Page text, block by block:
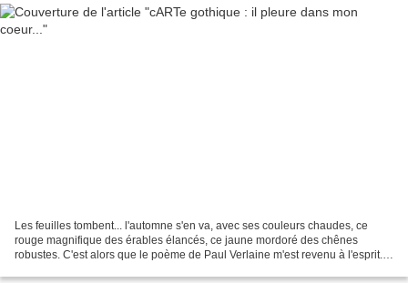
Les feuilles tombent... l'automne s'en va, avec ses couleurs chaudes, ce
rouge magnifique des érables élancés, ce jaune mordoré des chênes
robustes. C'est alors que le poème de Paul Verlaine m'est revenu à l'esprit...